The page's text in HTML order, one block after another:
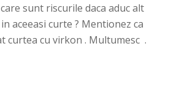
sunt riscurile daca aduc alt
aceeasi curte ? Mentionez ca
curtea cu virkon . Multumesc .